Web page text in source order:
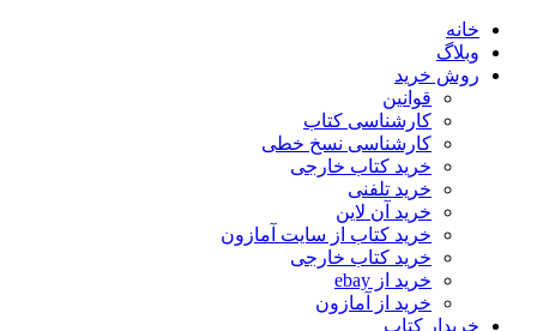
خانه
وبلاگ
روش خرید
قوانین
کارشناسی کتاب
کارشناسی نسخ خطی
خرید کتاب خارجی
خرید تلفنی
خرید آن لاین
خرید کتاب از سایت آمازون
خرید کتاب خارجی
خرید از ebay
خرید از آمازون
خریدار کتاب